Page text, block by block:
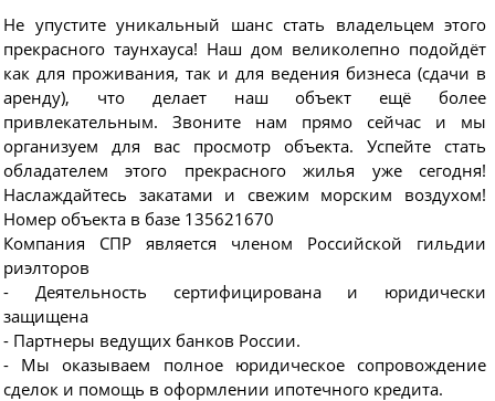
Не упустите уникальный шанс стать владельцем этого
прекрасного таунхауса! Наш дом великолепно подойдёт
как для проживания, так и для ведения бизнеса (сдачи в
аренду), что делает наш объект ещё более
привлекательным. Звоните нам прямо сейчас и мы
организуем для вас просмотр объекта. Успейте стать
обладателем этого прекрасного жилья уже сегодня!
Наслаждайтесь закатами и свежим морским воздухом!
Номер объекта в базе 135621670
Компания СПР является членом Российской гильдии
риэлторов
- Деятельность сертифицирована и юридически
защищена
- Партнеры ведущих банков России.
- Мы оказываем полное юридическое сопровождение
сделок и помощь в оформлении ипотечного кредита.